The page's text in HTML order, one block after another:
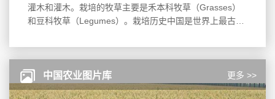
灌木和灌木。栽培的牧草主要是禾本科牧草（Grasses）
和豆科牧草（Legumes）。栽培历史中国是世界上最古老
中国农业图片库 更多 >>